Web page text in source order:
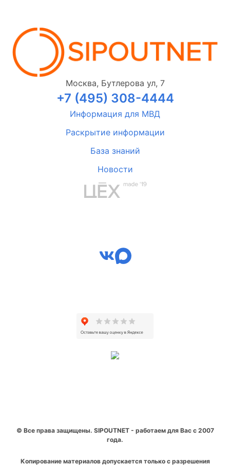
Москва, Бутлерова ул, 7
+7 (495) 308-4444
Информация для МВД
Раскрытие информации
База знаний
Новости
© Все права защищены. SIPOUTNET - работаем для Вас с 2007
года.
Копирование материалов допускается только с разрешения